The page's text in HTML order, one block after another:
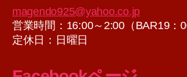
magendo925@yahoo.co.jp
営業時間：16:00～2:00（BAR19：
定休日：日曜日